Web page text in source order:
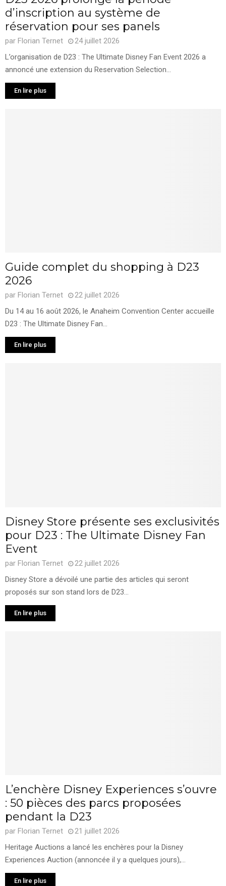
d’inscription au système de
réservation pour ses panels
par Florian Ternet
24 juillet 2026
L’organisation de D23 : The Ultimate Disney Fan Event 2026 a
annoncé une extension du Reservation Selection...
En lire plus
Guide complet du shopping à D23
2026
par Florian Ternet
22 juillet 2026
Du 14 au 16 août 2026, le Anaheim Convention Center accueille
D23 : The Ultimate Disney Fan...
En lire plus
Disney Store présente ses exclusivités
pour D23 : The Ultimate Disney Fan
Event
par Florian Ternet
22 juillet 2026
Disney Store a dévoilé une partie des articles qui seront
proposés sur son stand lors de D23...
En lire plus
L’enchère Disney Experiences s’ouvre
: 50 pièces des parcs proposées
pendant la D23
par Florian Ternet
21 juillet 2026
Heritage Auctions a lancé les enchères pour la Disney
Experiences Auction (annoncée il y a quelques jours),...
En lire plus